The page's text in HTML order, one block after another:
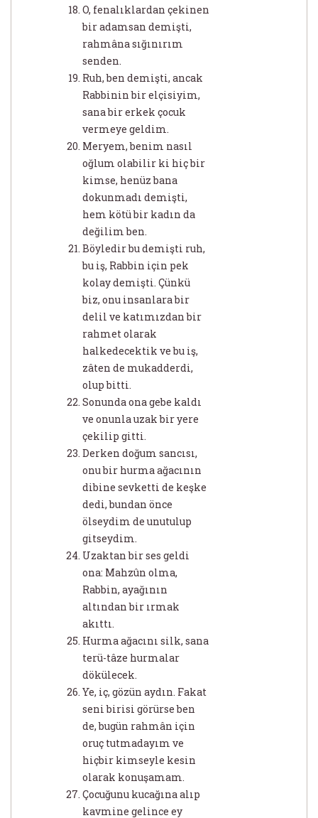
O, fenalıklardan çekinen
bir adamsan demişti,
rahmâna sığınırım
senden.
Ruh, ben demişti, ancak
Rabbinin bir elçisiyim,
sana bir erkek çocuk
vermeye geldim.
Meryem, benim nasıl
oğlum olabilir ki hiç bir
kimse, henüz bana
dokunmadı demişti,
hem kötü bir kadın da
değilim ben.
Böyledir bu demişti ruh,
bu iş, Rabbin için pek
kolay demişti. Çünkü
biz, onu insanlara bir
delil ve katımızdan bir
rahmet olarak
halkedecektik ve bu iş,
zâten de mukadderdi,
olup bitti.
Sonunda ona gebe kaldı
ve onunla uzak bir yere
çekilip gitti.
Derken doğum sancısı,
onu bir hurma ağacının
dibine sevketti de keşke
dedi, bundan önce
ölseydim de unutulup
gitseydim.
Uzaktan bir ses geldi
ona: Mahzûn olma,
Rabbin, ayağının
altından bir ırmak
akıttı.
Hurma ağacını silk, sana
terü-tâze hurmalar
dökülecek.
Ye, iç, gözün aydın. Fakat
seni birisi görürse ben
de, bugün rahmân için
oruç tutmadayım ve
hiçbir kimseyle kesin
olarak konuşamam.
Çocuğunu kucağına alıp
kavmine gelince ey